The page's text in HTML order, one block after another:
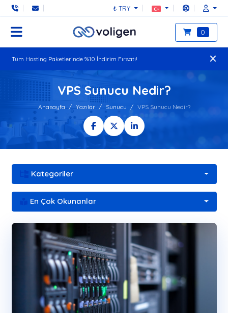
₺ TRY
0
Tüm Hosting Paketlerinde %10 İndirim Fırsatı!
VPS Sunucu Nedir?
Anasayfa Yazılar Sunucu VPS Sunucu Nedir?
Kategoriler
En Çok Okunanlar